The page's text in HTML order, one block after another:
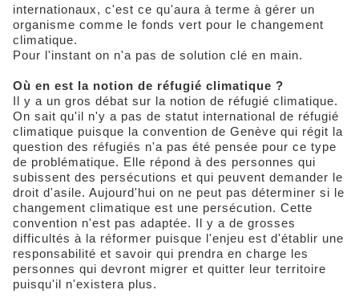
internationaux, c'est ce qu'aura à terme à gérer un
organisme comme le fonds vert pour le changement
climatique.
Pour l'instant on n'a pas de solution clé en main.
Où en est la notion de réfugié climatique ?
Il y a un gros débat sur la notion de réfugié climatique.
On sait qu'il n'y a pas de statut international de réfugié
climatique puisque la convention de Genève qui régit la
question des réfugiés n'a pas été pensée pour ce type
de problématique. Elle répond à des personnes qui
subissent des persécutions et qui peuvent demander le
droit d'asile. Aujourd'hui on ne peut pas déterminer si le
changement climatique est une persécution. Cette
convention n'est pas adaptée. Il y a de grosses
difficultés à la réformer puisque l'enjeu est d'établir une
responsabilité et savoir qui prendra en charge les
personnes qui devront migrer et quitter leur territoire
puisqu'il n'existera plus.